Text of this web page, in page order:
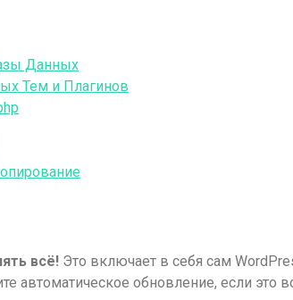
Данных
Тем и Плагинов
всё! Это включает в себя сам
автоматическое обновление, если это